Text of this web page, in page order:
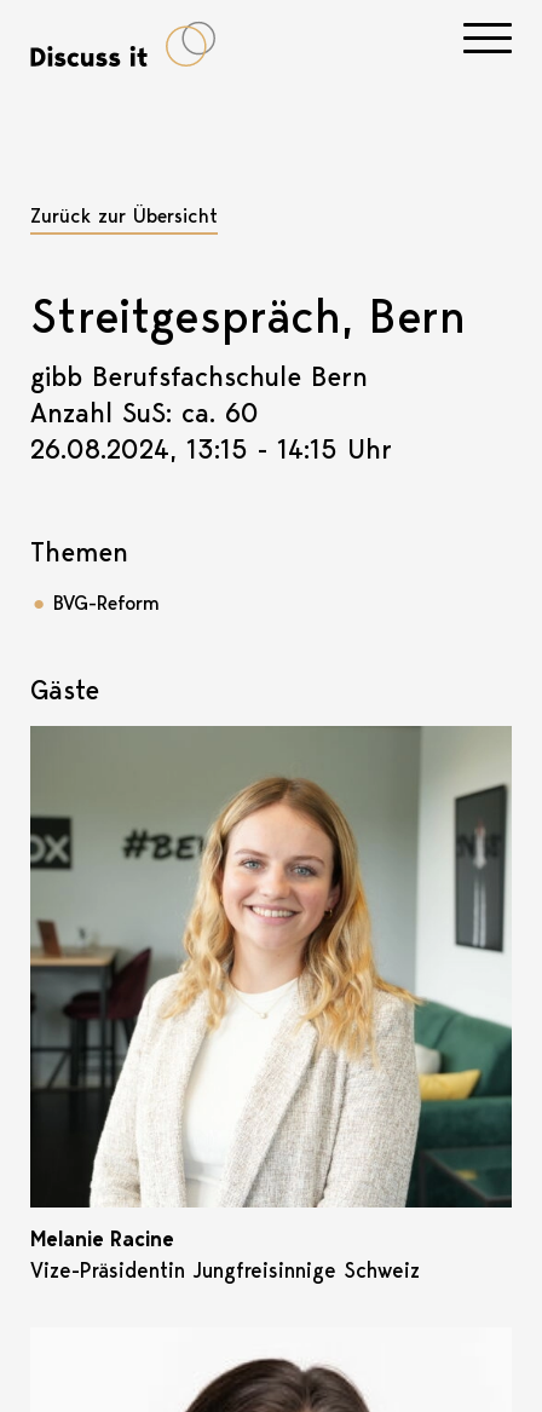
Zurück zur Übersicht
Streitgespräch, Bern
gibb Berufsfachschule Bern
Anzahl SuS: ca. 60
26.08.2024, 13:15 - 14:15 Uhr
Themen
BVG-Reform
Gäste
Melanie Racine
Vize-Präsidentin Jungfreisinnige Schweiz